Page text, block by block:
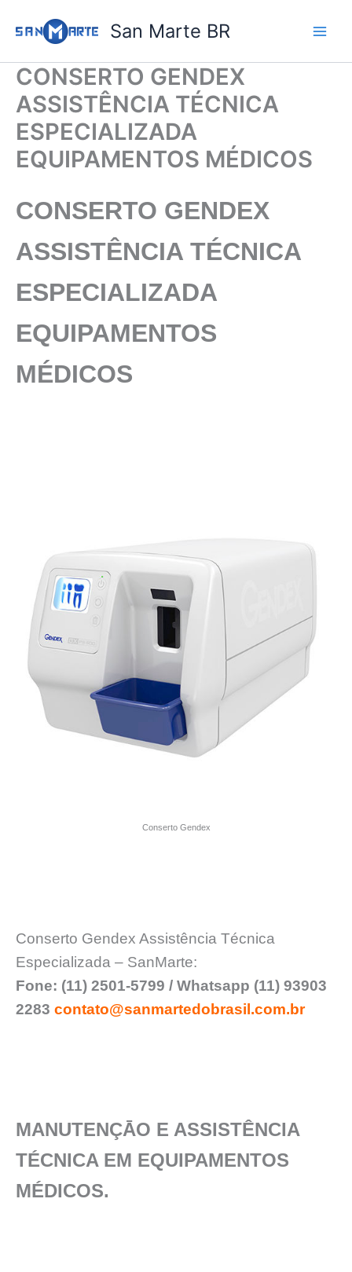
para
conteúdo
San Marte BR
CONSERTO GENDEX
ASSISTÊNCIA TÉCNICA
ESPECIALIZADA
EQUIPAMENTOS MÉDICOS
CONSERTO GENDEX
ASSISTÊNCIA TÉCNICA
ESPECIALIZADA
EQUIPAMENTOS
MÉDICOS
Conserto Gendex
Conserto Gendex Assistência Técnica
Especializada – SanMarte:
Fone: (11) 2501-5799 / Whatsapp (11) 93903
2283 contato@sanmartedobrasil.com.br
MANUTENÇĀO E ASSISTÊNCIA
TÉCNICA EM EQUIPAMENTOS
MÉDICOS.